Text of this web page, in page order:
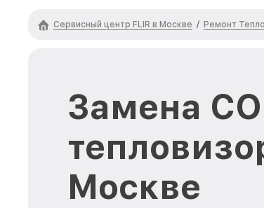
Сервисный центр FLIR в Москве / Ремонт
Замена
Москве